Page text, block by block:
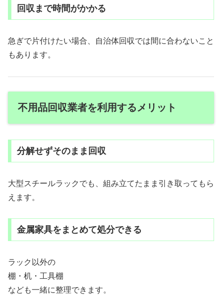
回収まで時間がかかる
急ぎで片付けたい場合、自治体回収では間に合わないこと
もあります。
不用品回収業者を利用するメリット
分解せずそのまま回収
大型スチールラックでも、組み立てたまま引き取ってもら
えます。
金属家具をまとめて処分できる
ラック以外の
棚・机・工具棚
なども一緒に整理できます。